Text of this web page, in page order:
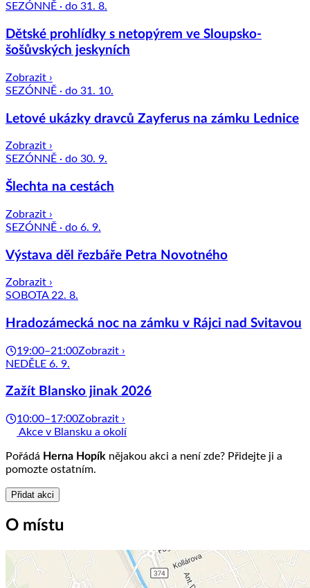
SEZÓNNĚ · do 31. 8.
Dětské prohlídky s netopýrem ve Sloupsko-
šošůvských jeskyních
Zobrazit ›
SEZÓNNĚ · do 31. 10.
Letové ukázky dravců Zayferus na zámku Lednice
Zobrazit ›
SEZÓNNĚ · do 30. 9.
Šlechta na cestách
Zobrazit ›
SEZÓNNĚ · do 6. 9.
Výstava děl řezbáře Petra Novotného
Zobrazit ›
SOBOTA 22. 8.
Hradozámecká noc na zámku v Rájci nad Svitavou
19:00–21:00Zobrazit ›
NEDĚLE 6. 9.
Zažít Blansko jinak 2026
10:00–17:00Zobrazit ›
Akce v Blansku a okolí
Pořádá Herna Hopík nějakou akci a není zde? Přidejte ji a
pomozte ostatním.
Přidat akci
O místu